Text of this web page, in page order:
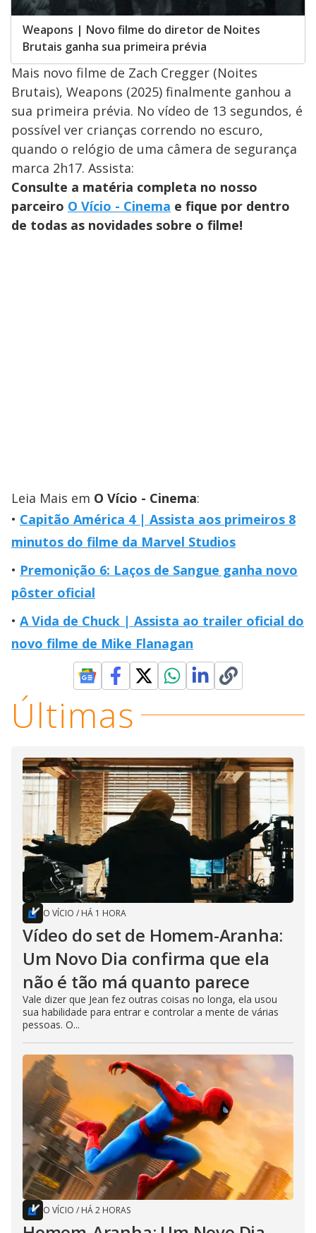
Weapons | Novo filme do diretor de Noites
Brutais ganha sua primeira prévia
Mais novo filme de Zach Cregger (Noites
Brutais), Weapons (2025) finalmente ganhou a
sua primeira prévia. No vídeo de 13 segundos, é
possível ver crianças correndo no escuro,
quando o relógio de uma câmera de segurança
marca 2h17. Assista:
Consulte a matéria completa no nosso
parceiro O Vício - Cinema e fique por dentro
de todas as novidades sobre o filme!
Leia Mais em O Vício - Cinema:
Capitão América 4 | Assista aos primeiros 8
minutos do filme da Marvel Studios
Premonição 6: Laços de Sangue ganha novo
pôster oficial
A Vida de Chuck | Assista ao trailer oficial do
novo filme de Mike Flanagan
Últimas
O VÍCIO / HÁ 1 HORA
Vídeo do set de Homem-Aranha:
Um Novo Dia confirma que ela
não é tão má quanto parece
Vale dizer que Jean fez outras coisas no longa, ela usou
sua habilidade para entrar e controlar a mente de várias
pessoas. O...
O VÍCIO / HÁ 2 HORAS